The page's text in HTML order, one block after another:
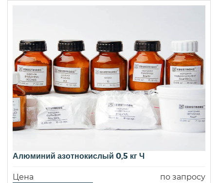
Алюминий азотнокислый 0,5 кг Ч
Цена по запросу